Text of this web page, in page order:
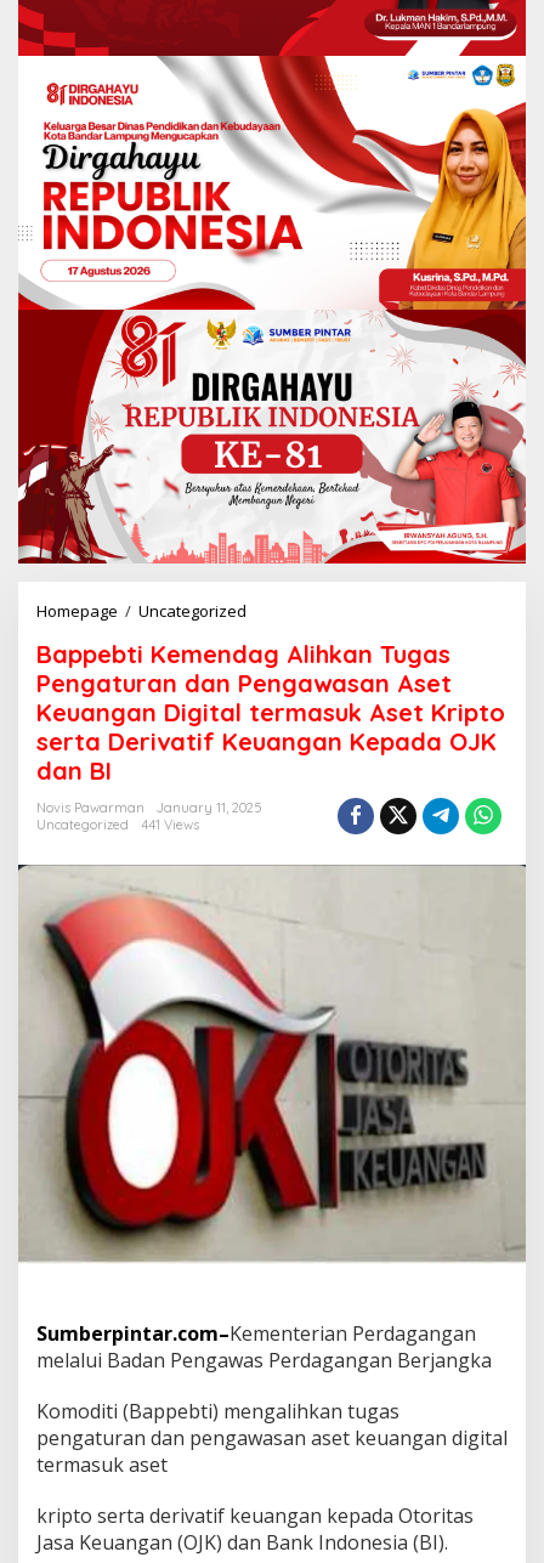
Homepage / Uncategorized
p
p
e
b
t
e
n
l
h
k
a
n
u
g
a
P
n
t
u
n
d
P
e
n
Bappebti Kemendag Alihkan Tugas
Pengaturan dan Pengawasan Aset
Keuangan Digital termasuk Aset Kripto
serta Derivatif Keuangan Kepada OJK
dan BI
Novis Pawarman
January 11, 2025
Uncategorized
441 Views
Sumberpintar.com–Kementerian Perdagangan
melalui Badan Pengawas Perdagangan Berjangka
Komoditi (Bappebti) mengalihkan tugas
pengaturan dan pengawasan aset keuangan digital
termasuk aset
kripto serta derivatif keuangan kepada Otoritas
Jasa Keuangan (OJK) dan Bank Indonesia (BI).